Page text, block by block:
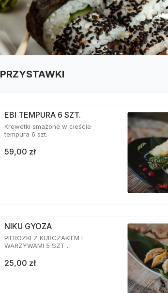
PRZYSTAWKI
EBI TEMPURA 6 SZT.
Krewetki smażone w cieście
tempura 6 szt.
59,00 zł
NIKU GYOZA
PIEROŻKI Z KURCZAKIEM I
WARZYWAMI 5 SZT .
25,00 zł